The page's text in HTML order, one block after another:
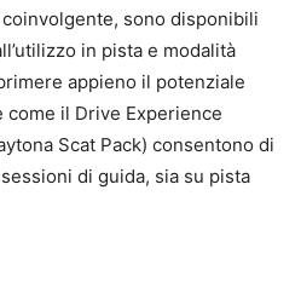
coinvolgente, sono disponibili
in pista e modalità
appieno il potenziale
come il Drive Experience
Scat Pack) consentono di
di guida, sia su pista